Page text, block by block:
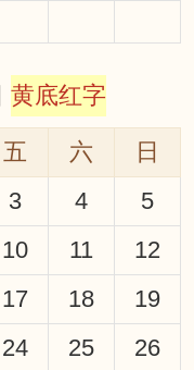
黄底红字
五 六
日
3 4
5
10 11
12
17 18
19
24 25
26